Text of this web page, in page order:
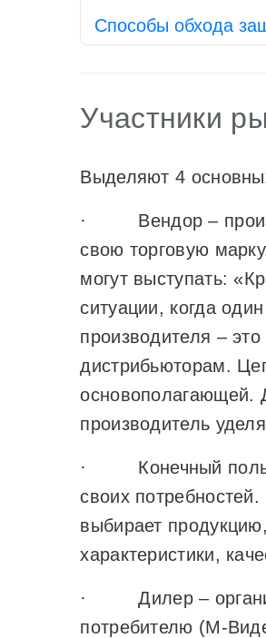
Способы обхода
Участники
Выделяют 4
· Вендор –
свою торговую
могут выступать:
ситуации, когда
производителя –
дистрибьюторам.
основополагающей.
производитель
· Конечный
своих
выбирает
характеристики,
· Дилер –
потребителю (М-